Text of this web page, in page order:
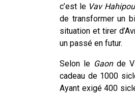
c’est le Vav
de transformer un
situation et tirer
un passé en futur.
Selon le Gaonde
cadeau de 1000
Ayant exigé 400